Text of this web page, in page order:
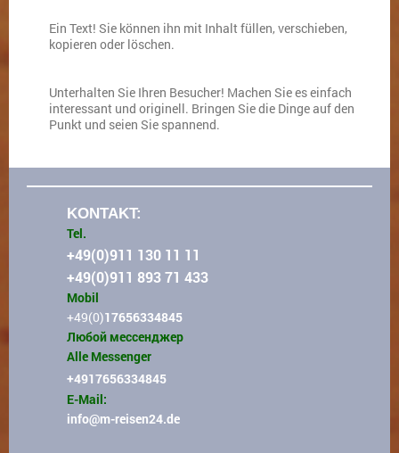
Ein Text! Sie können ihn mit Inhalt füllen, verschieben,
kopieren oder löschen.
Unterhalten Sie Ihren Besucher! Machen Sie es einfach
interessant und originell. Bringen Sie die Dinge auf den
Punkt und seien Sie spannend.
KONTAKT:
Tel.
+49(0)911 130 11 11
+49(0)911 893 71 433
Mobil
+49(0)17656334845
Любой мессенджер
Alle Messenger
+4917656334845
E-Mail:
info@m-reisen24.de